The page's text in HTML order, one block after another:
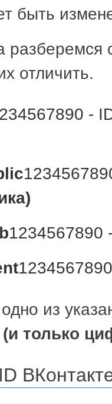
быть
разберемся
отличить.
-
1234567890
из
только